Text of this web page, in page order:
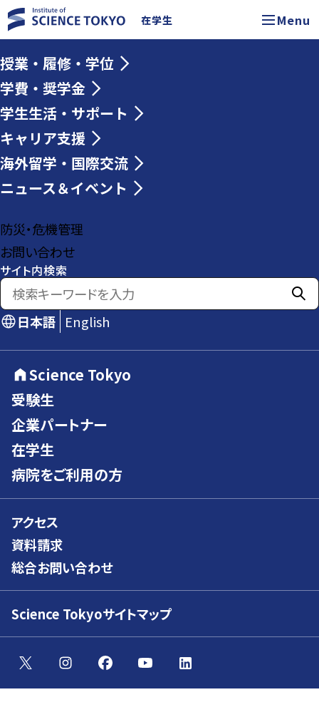
在学生 Menu
授業・履修・学位
学費・奨学金
学生生活・サポート
キャリア支援
海外留学・国際交流
ニュース＆イベント
防災・危機管理
お問い合わせ
サイト内検索
日本語 English
Science Tokyo
受験生
企業パートナー
在学生
病院をご利用の方
アクセス
資料請求
総合お問い合わせ
Science Tokyoサイトマップ